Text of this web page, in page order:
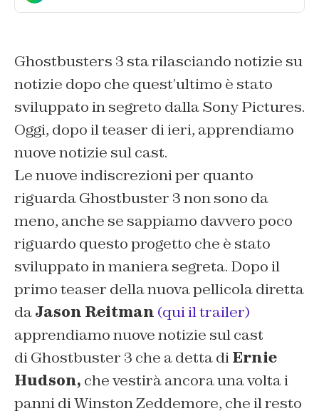
Ghostbusters 3 sta rilasciando notizie su
notizie dopo che quest’ultimo è stato
sviluppato in segreto dalla Sony Pictures.
Oggi, dopo il teaser di ieri, apprendiamo
nuove notizie sul cast.
Le nuove indiscrezioni per quanto
riguardaGhostbuster 3non sono da
meno, anche se sappiamo davvero poco
riguardo questo progetto che è stato
sviluppato in maniera segreta. Dopo il
primo teaser della nuova pellicola diretta
daJason Reitman (qui il trailer)
apprendiamo nuove notizie sul cast
diGhostbuster 3 che a detta diErnie
Hudson, che vestirà ancora una volta i
panni diWinston Zeddemore, che il resto